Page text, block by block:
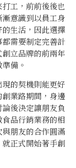
工，前前後後也
意識到以員工身
生活，因此選擇
需要制定完善計
立品牌的前兩年
備。
的契機則能更好
業路期間，身邊
後決定讓朋友負
品行銷業務的相
朋友的合作圓滿
正式開始著手創